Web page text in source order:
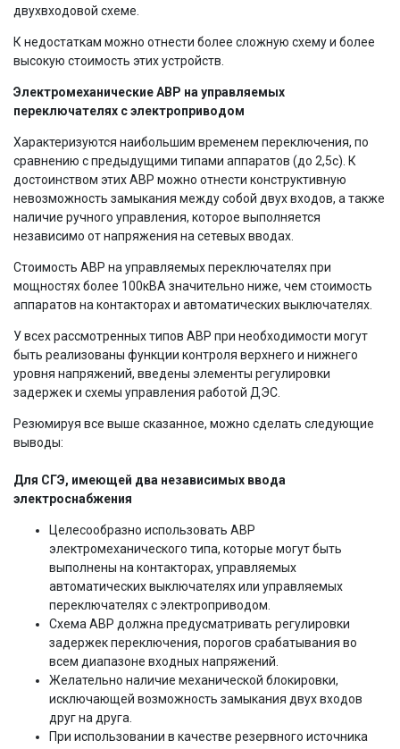
двухвходовой схеме.
К недостаткам можно отнести более сложную схему и более
высокую стоимость этих устройств.
Электромеханические АВР на управляемых
переключателях с электроприводом
Характеризуются наибольшим временем переключения, по
сравнению с предыдущими типами аппаратов (до 2,5с). К
достоинством этих АВР можно отнести конструктивную
невозможность замыкания между собой двух входов, а также
наличие ручного управления, которое выполняется
независимо от напряжения на сетевых вводах.
Стоимость АВР на управляемых переключателях при
мощностях более 100кВА значительно ниже, чем стоимость
аппаратов на контакторах и автоматических выключателях.
У всех рассмотренных типов АВР при необходимости могут
быть реализованы функции контроля верхнего и нижнего
уровня напряжений, введены элементы регулировки
задержек и схемы управления работой ДЭС.
Резюмируя все выше сказанное, можно сделать следующие
выводы:
Для СГЭ, имеющей два независимых ввода
электроснабжения
Целесообразно использовать АВР
электромеханического типа, которые могут быть
выполнены на контакторах, управляемых
автоматических выключателях или управляемых
переключателях с электроприводом.
Схема АВР должна предусматривать регулировки
задержек переключения, порогов срабатывания во
всем диапазоне входных напряжений.
Желательно наличие механической блокировки,
исключающей возможность замыкания двух входов
друг на друга.
При использовании в качестве резервного источника